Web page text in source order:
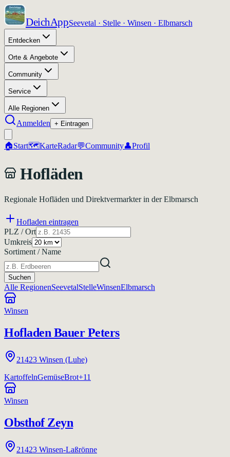
DeichAppSeevetal · Stelle · Winsen · Elbmarsch
Entdecken
Orte & Angebote
Community
Service
Alle Regionen
Anmelden + Eintragen
🏠Start🗺️KarteRadar💬Community👤Profil
Hofläden
Regionale Hofläden und Direktvermarkter in der Elbmarsch
Hofladen eintragen
PLZ / Ort
Umkreis
Sortiment / Name
Suchen
Alle RegionenSeevetalStelleWinsenElbmarsch
Winsen
Hofladen Bauer Peters
21423 Winsen (Luhe)
KartoffelnGemüseBrot+11
Winsen
Obsthof Zeyn
21423 Winsen-Laßrönne